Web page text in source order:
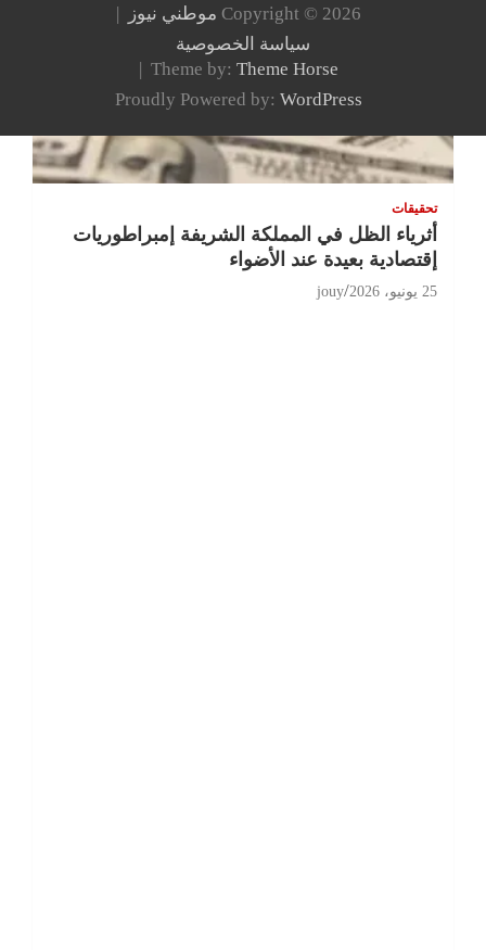
تحقيقات
أثرياء الظل في المملكة الشريفة إمبراطوريات
إقتصادية بعيدة عند الأضواء
25 يونيو، 2026 jouy
Copyright © 2026 موطني نيوز
سياسة الخصوصية
Theme by: Theme Horse
Proudly Powered by: WordPress